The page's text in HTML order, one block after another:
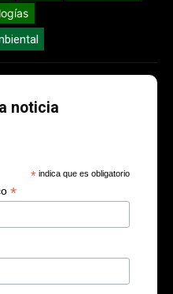
noticia
* indica que es obligatorio
*